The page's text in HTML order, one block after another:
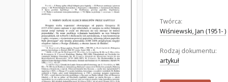
Twórca:
Wiśniewski, Jan (1951- )
Rodzaj dokumentu:
artykuł